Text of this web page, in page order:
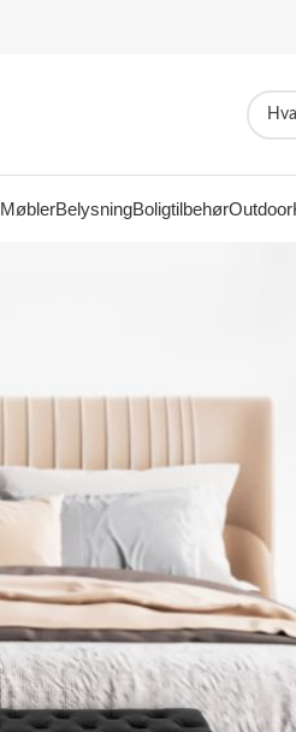
MøblerBelysningBoligtilbehørOutdoor